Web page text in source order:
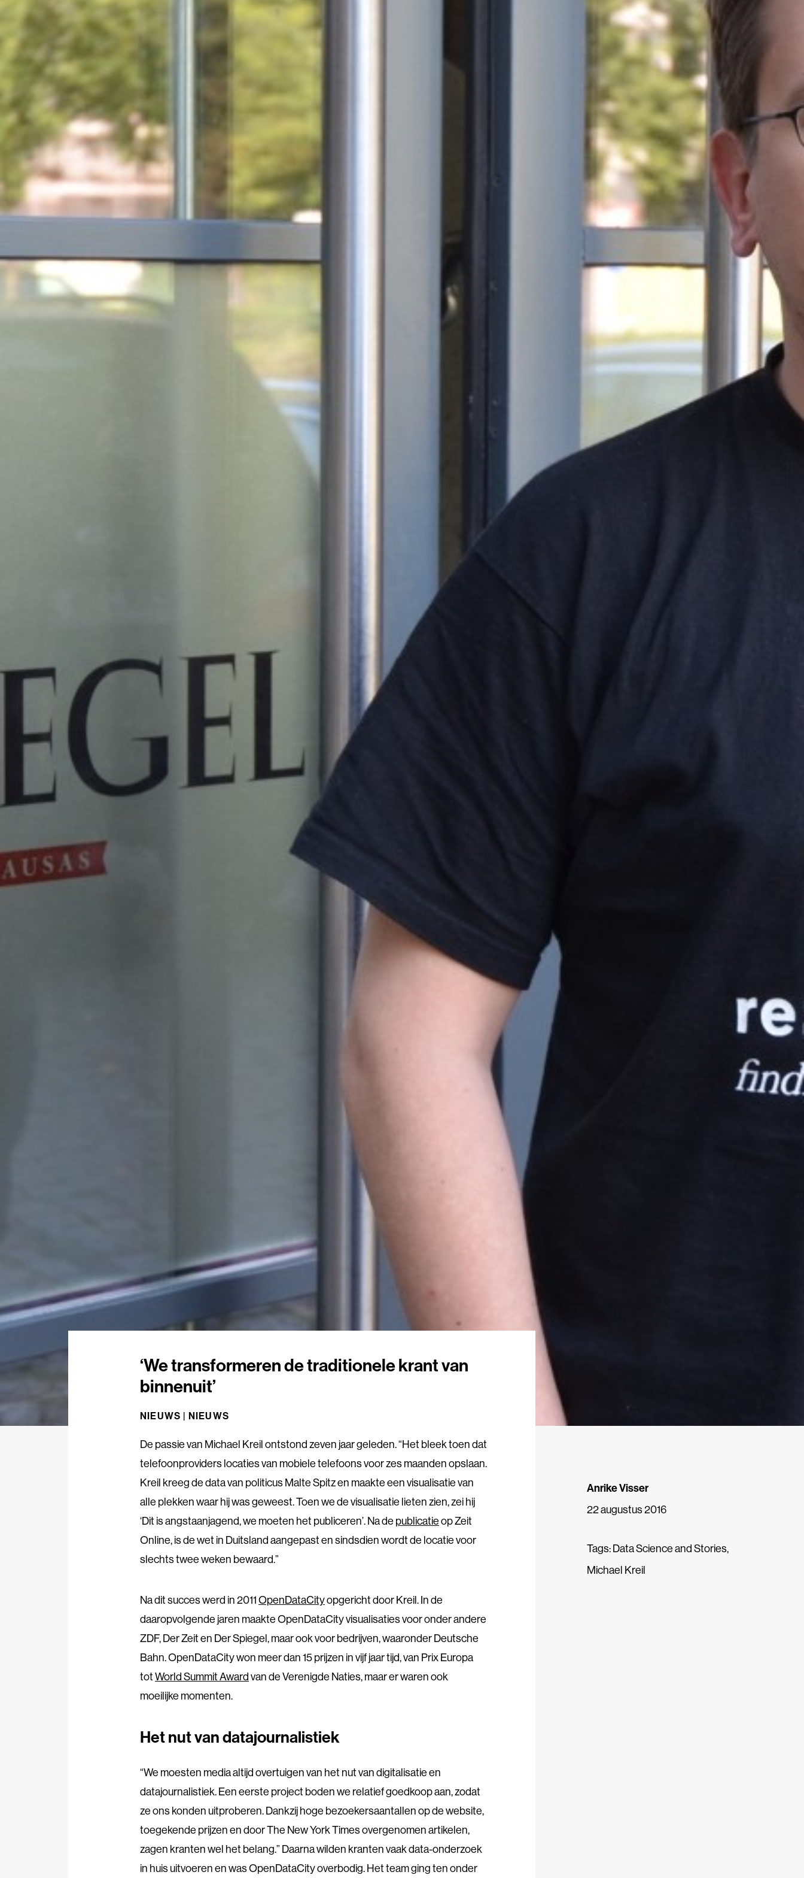
‘We transformeren de traditionele krant van
binnenuit’
NIEUWS | NIEUWS
De passie van Michael Kreil ontstond zeven jaar geleden. “Het bleek toen dat
telefoonproviders locaties van mobiele telefoons voor zes maanden opslaan.
Kreil kreeg de data van politicus Malte Spitz en maakte een visualisatie van
alle plekken waar hij was geweest. Toen we de visualisatie lieten zien, zei hij
‘Dit is angstaanjagend, we moeten het publiceren’. Na de publicatieop Zeit
Online, is de wet in Duitsland aangepast en sindsdien wordt de locatie voor
slechts twee weken bewaard.”
Na dit succes werd in 2011OpenDataCityopgericht door Kreil. In de
daaropvolgende jaren maakte OpenDataCity visualisaties voor onder andere
ZDF, Der Zeit en Der Spiegel, maar ook voor bedrijven, waaronder Deutsche
Bahn. OpenDataCity won meer dan 15 prijzen in vijf jaar tijd, van Prix Europa
totWorld Summit Awardvan de Verenigde Naties, maar er waren ook
moeilijke momenten.
Het nut van datajournalistiek
“We moesten media altijd overtuigen van het nut van digitalisatie en
datajournalistiek. Een eerste project boden we relatief goedkoop aan, zodat
ze ons konden uitproberen. Dankzij hoge bezoekersaantallen op de website,
toegekende prijzen en door The New York Times overgenomen artikelen,
zagen kranten wel het belang.” Daarna wilden kranten vaak data-onderzoek
in huis uitvoeren en was OpenDataCity overbodig. Het team ging ten onder
Anrike Visser
22 augustus 2016
Tags:Data Science and Stories,
Michael Kreil